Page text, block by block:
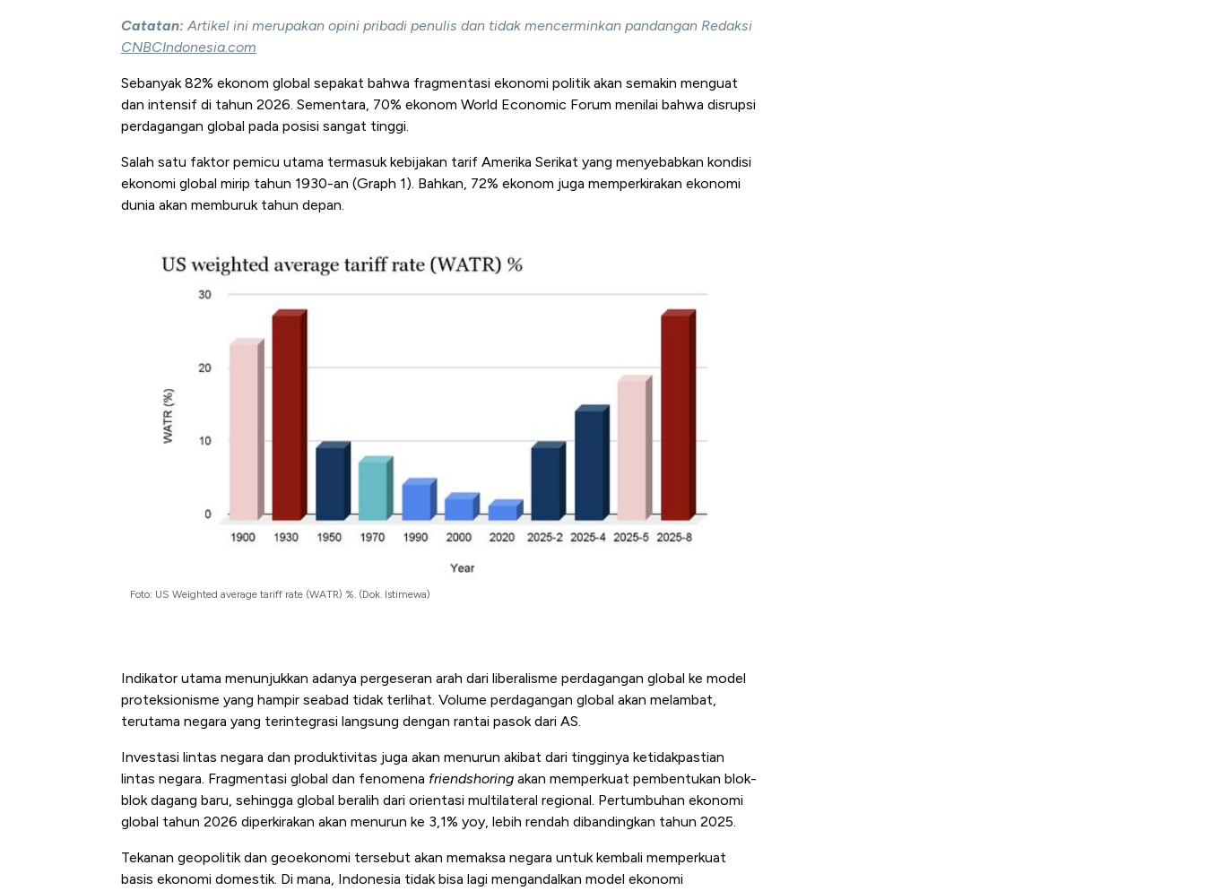
Catatan: Artikel ini merupakan opini pribadi penulis dan tidak mencerminkan pandangan Redaksi
CNBCIndonesia.com
Sebanyak 82% ekonom global sepakat bahwa fragmentasi ekonomi politik akan semakin menguat
dan intensif di tahun 2026. Sementara, 70% ekonom World Economic Forum menilai bahwa disrupsi
perdagangan global pada posisi sangat tinggi.
Salah satu faktor pemicu utama termasuk kebijakan tarif Amerika Serikat yang menyebabkan kondisi
ekonomi global mirip tahun 1930-an (Graph 1). Bahkan, 72% ekonom juga memperkirakan ekonomi
dunia akan memburuk tahun depan.
Foto: US Weighted average tariff rate (WATR) %. (Dok. Istimewa)
Indikator utama menunjukkan adanya pergeseran arah dari liberalisme perdagangan global ke model
proteksionisme yang hampir seabad tidak terlihat. Volume perdagangan global akan melambat,
terutama negara yang terintegrasi langsung dengan rantai pasok dari AS.
Investasi lintas negara dan produktivitas juga akan menurun akibat dari tingginya ketidakpastian
lintas negara. Fragmentasi global dan fenomena friendshoring akan memperkuat pembentukan blok-
blok dagang baru, sehingga global beralih dari orientasi multilateral regional. Pertumbuhan ekonomi
global tahun 2026 diperkirakan akan menurun ke 3,1% yoy, lebih rendah dibandingkan tahun 2025.
Tekanan geopolitik dan geoekonomi tersebut akan memaksa negara untuk kembali memperkuat
basis ekonomi domestik. Di mana, Indonesia tidak bisa lagi mengandalkan model ekonomi